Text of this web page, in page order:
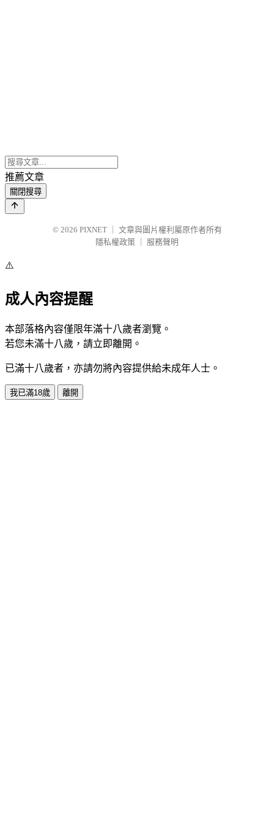
推薦文章
關閉搜尋
© 2026 PIXNET
文章與圖片權利屬原作者所有
隱私權政策
服務聲明
⚠️
成人內容提醒
本部落格內容僅限年滿十八歲者瀏覽。
若您未滿十八歲，請立即離開。
已滿十八歲者，亦請勿將內容提供給未成年人士。
我已滿18歲 離開